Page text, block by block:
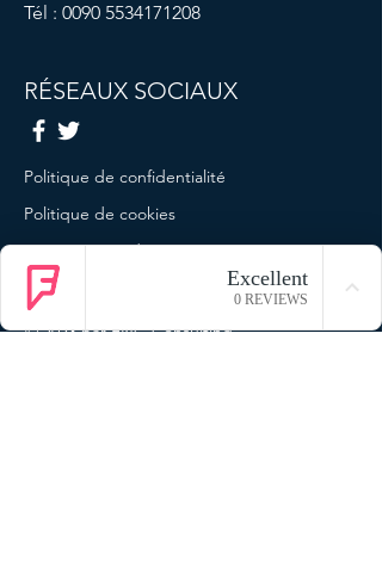
Tél : 0090 5534171208
RÉSEAUX SOCIAUX
Politique de confidentialité
Politique de cookies
Termes et conditions
Mentions légales
© 2023 par ENG Consulting